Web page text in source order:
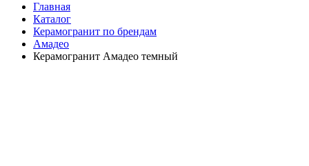
Главная
Каталог
Керамогранит по брендам
Амадео
Керамогранит Амадео темный